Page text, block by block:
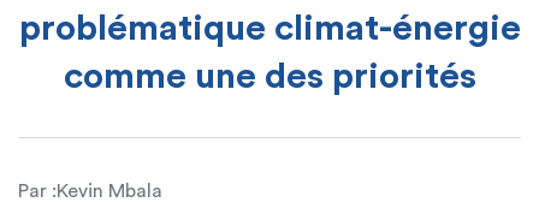
problématique climat-énergie
comme une des priorités
Par :Kevin Mbala